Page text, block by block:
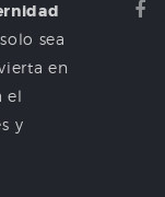
sea
en
el
y